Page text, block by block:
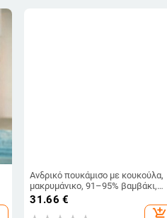
Ανδρικό πουκάμισο με κουκούλα,
μακρυμάνικο, 91–95% βαμβάκι,
λεπτό ύφασμα, στενή γραμμή,
μονόχρωμο
31.66 €
add_shopping_cart